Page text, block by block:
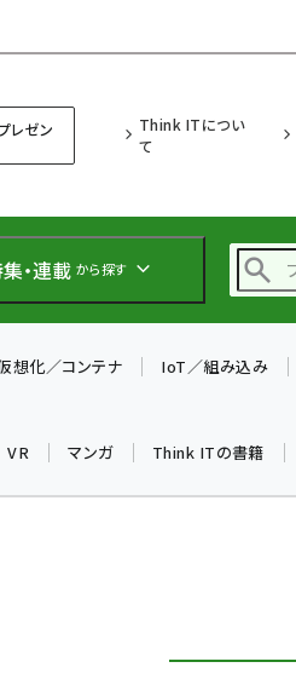
レゼン
Think ITについ
て
・連載 から探す
想化／コンテナ IoT／組み込み
VR マンガ Think ITの書籍